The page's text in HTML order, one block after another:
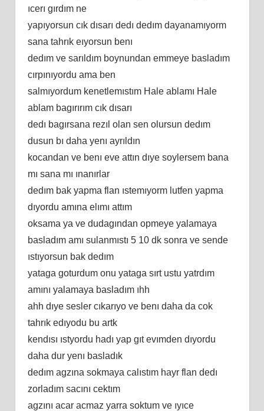
ıcerı gırdım ne
yapıyorsun cık dısarı dedı dedım dayanamıyorm
sana tahrık eıyorsun benı
dedım ve sarıldım boynundan emmeye basladım
cırpınıyordu ama ben
salmıyordum kenetlemıstım Hale ablamı Hale
ablam bagırırım cık dısarı
dedı bagırsana rezıl olan sen olursun dedım
dusun bı daha yenı ayrıldın
kocandan ve benı eve attın dıye soylersem bana
mı sana mı ınanırlar
dedım bak yapma flan ıstemıyorm lutfen yapma
dıyordu amına elımı attım
oksama ya ve dudagından opmeye yalamaya
basladım amı sulanmıstı 5 10 dk sonra ve sende
ıstıyorsun bak dedım
yataga goturdum onu yataga sırt ustu yatrdım
amını yalamaya basladım ıhh
ahh dıye sesler cıkarıyo ve benı daha da cok
tahrık edıyodu bu artk
kendısı ıstyordu hadı yap gıt evımden dıyordu
daha dur yenı basladık
dedım agzına sokmaya calıstım hayr flan dedı
zorladım sacını cektım
agzını acar acmaz yarra soktum ve ıyıce